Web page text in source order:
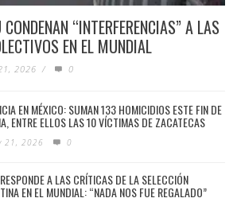
“INTERFERENCIAS” A LAS
EN EL MUNDIAL
2026 / 0
EN MÉXICO: SUMAN 133 HOMICIDIOS ESTE FIN DE
ENTRE ELLOS LAS 10 VÍCTIMAS DE ZACATECAS
21, 2026 0
A LAS CRÍTICAS DE LA SELECCIÓN
EN EL MUNDIAL: “NADA NOS FUE REGALADO”